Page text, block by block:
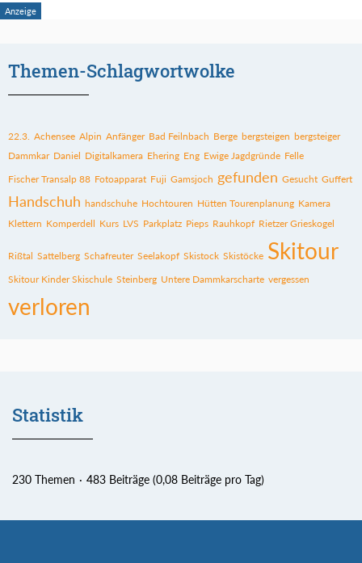
Themen-Schlagwortwolke
22.3. Achensee Alpin Anfänger Bad Feilnbach Berge bergsteigen bergsteiger
Dammkar Daniel Digitalkamera Ehering Eng Ewige Jagdgründe Felle
Fischer Transalp 88 Fotoapparat Fuji Gamsjoch gefunden Gesucht Guffert
Handschuh handschuhe Hochtouren Hütten Tourenplanung Kamera
Klettern Komperdell Kurs LVS Parkplatz Pieps Rauhkopf Rietzer Grieskogel
Rißtal Sattelberg Schafreuter Seelakopf Skistock Skistöcke Skitour
Skitour Kinder Skischule Steinberg Untere Dammkarscharte vergessen
verloren
Statistik
230 Themen 483 Beiträge (0,08 Beiträge pro Tag)